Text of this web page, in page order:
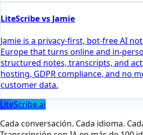
LiteScribe vs Jamie
Jamie is a privacy-first, bot-free AI
Europe that turns online and in-
structured notes, transcripts, and
hosting, GDPR compliance, and no
customer data.
LiteScribe.ai
Cada conversación. Cada idioma.